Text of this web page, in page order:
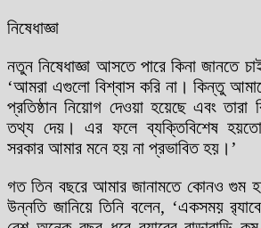
নিষেধাজ্ঞা
নতুন নিষেধাজ্ঞা আসতে পারে কিনা জানতে
‘আমরা এগুলো বিশ্বাস করি না। কিন্তু
প্রতিষ্ঠান নিয়োগ দেওয়া হয়েছে এবং তারা
তথ্য দেয়। এর ফলে ব্যক্তিবিশেষ
সরকার আমার মনে হয় না প্রভাবিত হয়।’
গত তিন বছরে আমার জানামতে কোনও গুম
উন্নতি জানিয়ে তিনি বলেন, ‘একসময়